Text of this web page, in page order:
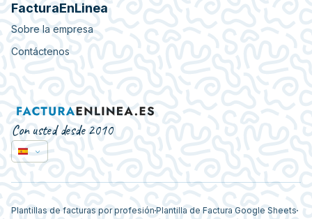
FacturaEnLinea
Sobre la empresa
Contáctenos
Con usted desde 2010
Plantillas de facturas por profesión Plantilla de Factura Google Sheets